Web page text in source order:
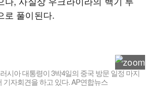
로 풀이된다.
시아 대통령이 3박4일의 중국 방문 일정 마지
기자회견을 하고 있다. AP연합뉴스